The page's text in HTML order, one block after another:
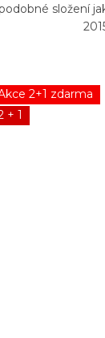
složení
2+1 zdarma
+ 1